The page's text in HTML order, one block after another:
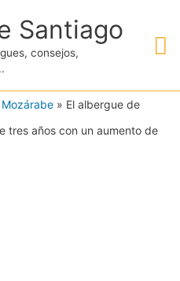
Santiago
consejos,
» El albergue de
tres años con un aumento de